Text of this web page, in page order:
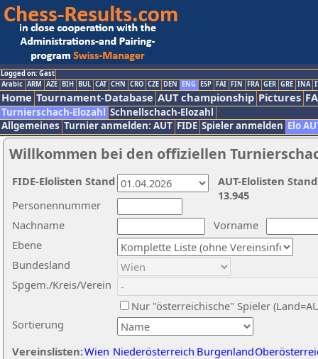
Logged on: Gast
Arabic ARM AZE BIH BUL CAT CHN CRO CZE DEN ENG ESP FAI FIN FRA GER GRE INA
Home Tournament-Database AUT championship Pictures
Turnierschach-Elozahl Schnellschach-Elozahl
Allgemeines Turnier anmelden: AUT FIDE Spieler anmelden Elo
Willkommen bei den offiziellen
Nachname
Vorname
Ebene
Sortierung
Personennummer
Bundesland
Spgem./Kreis/Verein
Nur "österreichische" Spieler
Vereinslisten:Wien Niederösterreich Burgenland
AUT-Elolisten
13.945
FIDE-Elolisten Stand